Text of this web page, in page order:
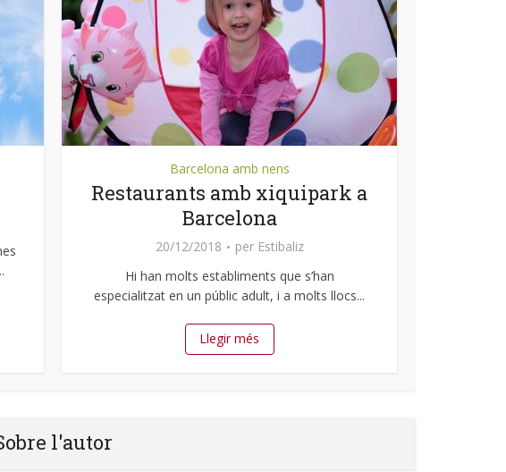
Barcelona amb nens
Restaurants amb xiquipark a
Barcelona
20/12/2018 per Estibaliz
Hi han molts establiments que s’han
especialitzat en un públic adult, i a molts llocs...
Llegir més
l'autor